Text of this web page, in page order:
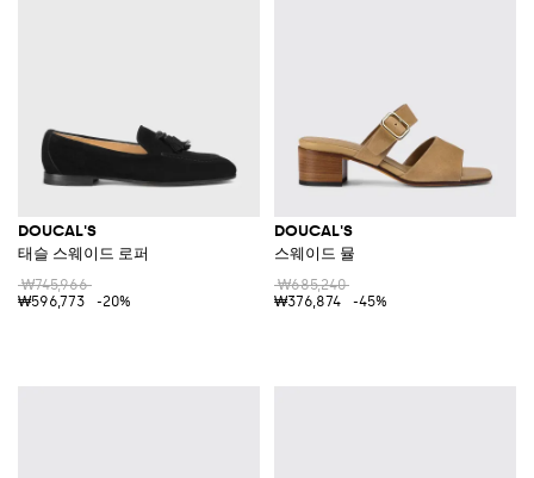
DOUCAL'S
태슬 스웨이드 로퍼
₩745,966
₩596,773
-20%
DOUCAL'S
스웨이드 뮬
₩685,240
₩376,874
-45%